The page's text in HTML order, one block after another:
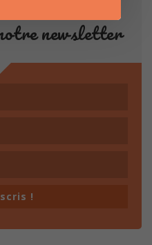
newsletter
!